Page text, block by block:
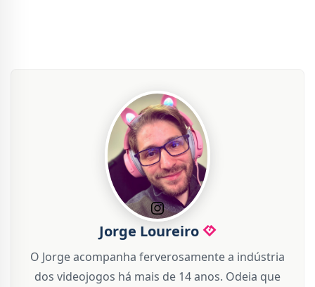
Jorge Loureiro
O Jorge acompanha ferverosamente a indústria
dos videojogos há mais de 14 anos. Odeia que